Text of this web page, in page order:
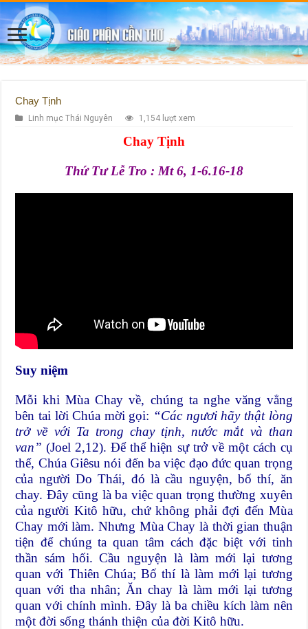
Chay Tịnh
Linh mục Thái Nguyên 1,154 lượt xem
Chay Tịnh
Thứ Tư Lễ Tro : Mt 6, 1-6.16-18
Suy niệm
Mỗi khi Mùa Chay về, chúng ta nghe văng vẳng
bên tai lời Chúa mời gọi: “Các ngươi hãy thật lòng
trở về với Ta trong chay tịnh, nước mắt và than
van” (Joel 2,12). Để thể hiện sự trở về một cách cụ
thể, Chúa Giêsu nói đến ba việc đạo đức quan trọng
của người Do Thái, đó là cầu nguyện, bố thí, ăn
chay. Đây cũng là ba việc quan trọng thường xuyên
của người Kitô hữu, chứ không phải đợi đến Mùa
Chay mới làm. Nhưng Mùa Chay là thời gian thuận
tiện để chúng ta quan tâm cách đặc biệt với tinh
thần sám hối. Cầu nguyện là làm mới lại tương
quan với Thiên Chúa; Bố thí là làm mới lại tương
quan với tha nhân; Ăn chay là làm mới lại tương
quan với chính mình. Đây là ba chiều kích làm nên
một đời sống thánh thiện của đời Kitô hữu.